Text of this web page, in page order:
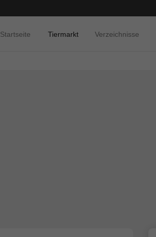
Startseite Tiermarkt Verzeichnisse